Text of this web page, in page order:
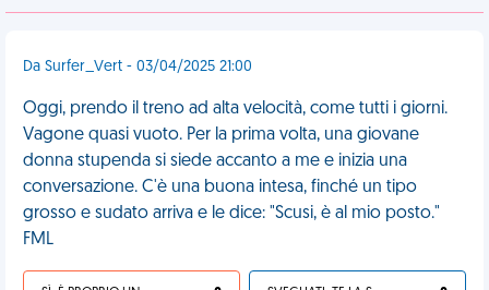
Da Surfer_Vert - 03/04/2025 21:00
Oggi, prendo il treno ad alta velocità, come tutti i giorni.
Vagone quasi vuoto. Per la prima volta, una giovane
donna stupenda si siede accanto a me e inizia una
conversazione. C'è una buona intesa, finché un tipo
grosso e sudato arriva e le dice: "Scusi, è al mio posto."
FML